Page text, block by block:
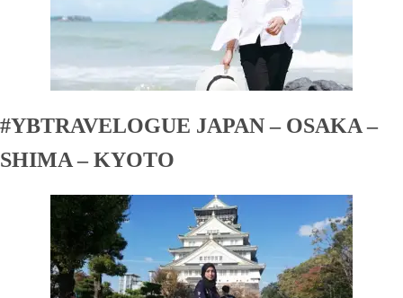
#YBTRAVELOGUE JAPAN – OSAKA –
SHIMA – KYOTO